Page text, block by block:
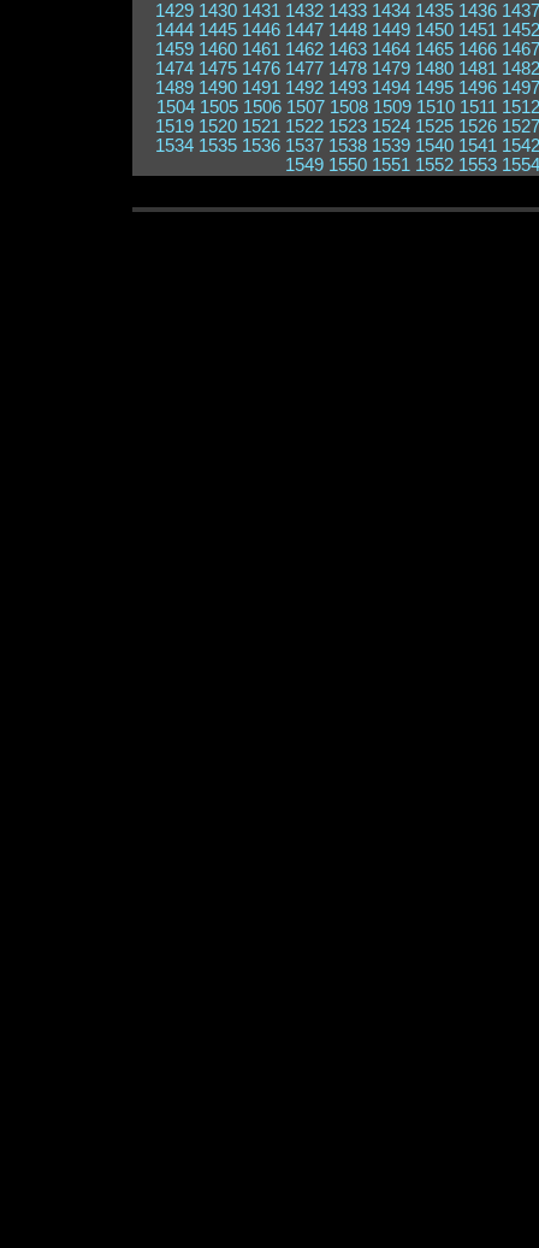
1429 1430 1431 1432 1433 1434 1435 1436 1437
1444 1445 1446 1447 1448 1449 1450 1451 1452
1459 1460 1461 1462 1463 1464 1465 1466 1467
1474 1475 1476 1477 1478 1479 1480 1481 1482
1489 1490 1491 1492 1493 1494 1495 1496 1497
1504 1505 1506 1507 1508 1509 1510 1511 1512
1519 1520 1521 1522 1523 1524 1525 1526 1527
1534 1535 1536 1537 1538 1539 1540 1541 1542
1549 1550 1551 1552 1553 1554